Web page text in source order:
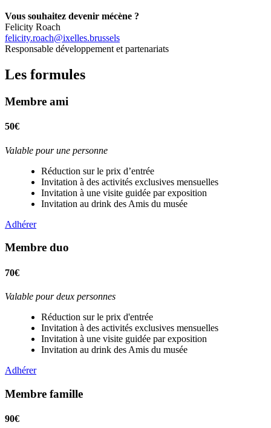
Vous souhaitez devenir mécène ?
Felicity Roach
felicity.roach@ixelles.brussels
Responsable développement et partenariats
Les formules
Membre ami
50€
Valable pour une personne
Réduction sur le prix d’entrée
Invitation à des activités exclusives mensuelles
Invitation à une visite guidée par exposition
Invitation au drink des Amis du musée
Adhérer
Membre duo
70€
Valable pour deux personnes
Réduction sur le prix d'entrée
Invitation à des activités exclusives mensuelles
Invitation à une visite guidée par exposition
Invitation au drink des Amis du musée
Adhérer
Membre famille
90€